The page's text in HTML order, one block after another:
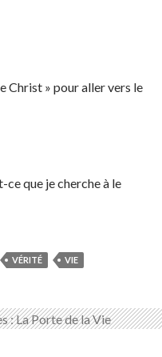
Christ » pour aller vers le
ce que je cherche à le
VÉRITÉ VIE